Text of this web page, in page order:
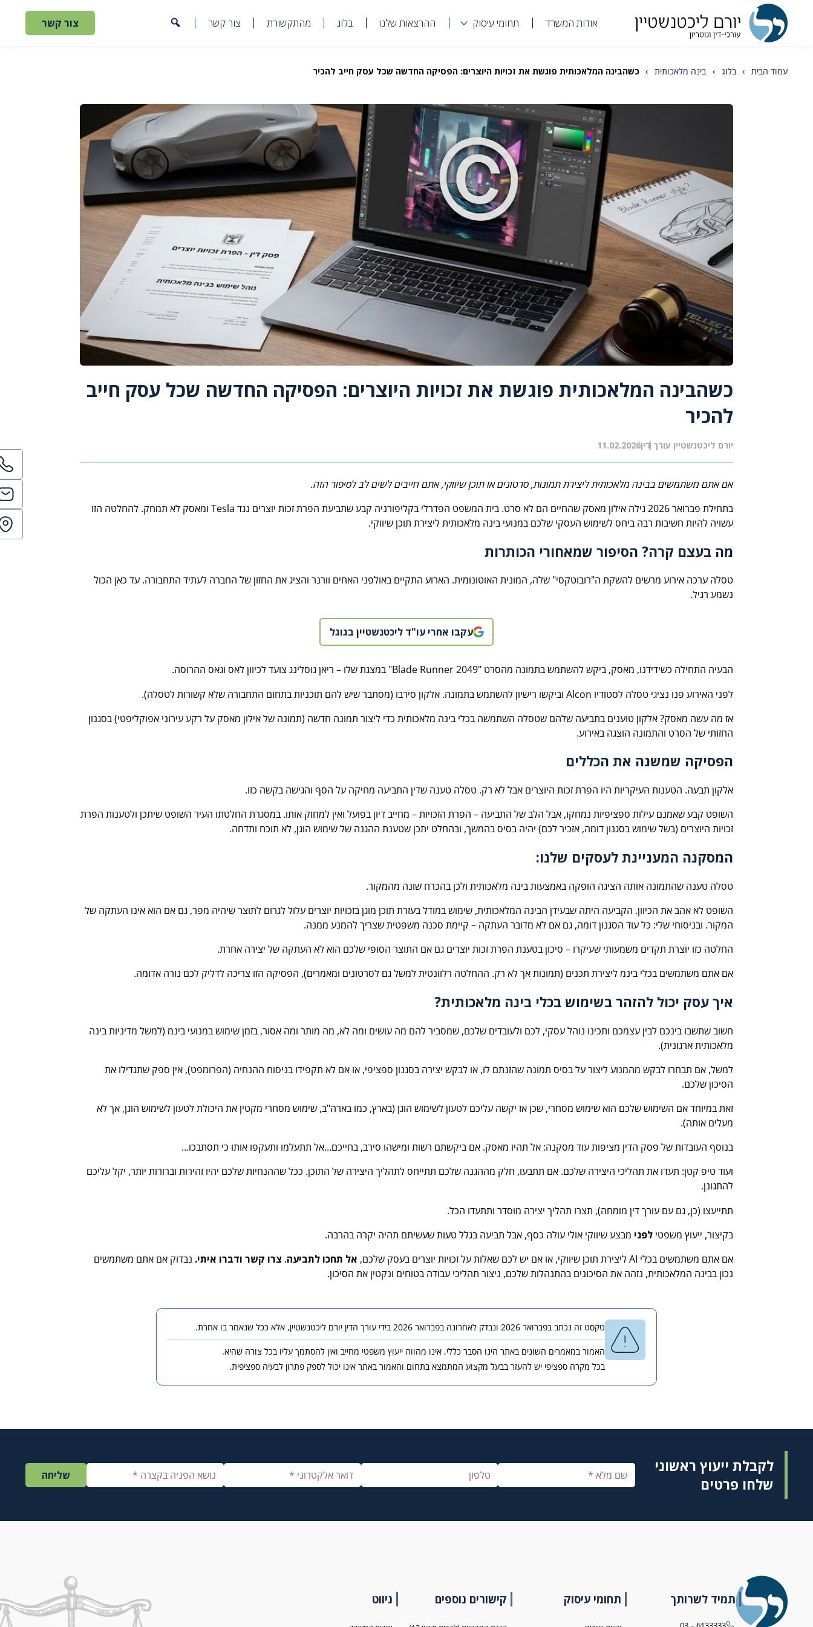
אודות המשרד תחומי עיסוק ההרצאות שלנו בלוג מהתקשורת צור קשר צור קשר
עמוד הבית › בלוג › בינה מלאכותית › כשהבינה המלאכותית פוגשת את זכויות היוצרים: הפסיקה החדשה שכל עסק חייב להכיר
כשהבינה המלאכותית פוגשת את זכויות היוצרים: הפסיקה החדשה שכל עסק חייב
להכיר
יורם ליכטנשטיין עורך דין11.02.2026
אם אתם משתמשים בבינה מלאכותית ליצירת תמונות, סרטונים או תוכן שיווקי, אתם חייבים לשים לב לסיפור הזה.
בתחילת פברואר 2026 גילה אילון מאסק שהחיים הם לא סרט. בית המשפט הפדרלי בקליפורניה קבע שתביעת הפרת זכות יוצרים נגד Tesla ומאסק לא תמחק. להחלטה הזו
עשויה להיות חשיבות רבה ביחס לשימוש העסקי שלכם במנועי בינה מלאכותית ליצירת תוכן שיווקי.
מה בעצם קרה? הסיפור שמאחורי הכותרות
טסלה ערכה אירוע מרשים להשקת ה"רובוטקסי" שלה, המונית האוטונומית. הארוע התקיים באולפני האחים וורנר והציג את החזון של החברה לעתיד התחבורה. עד כאן הכול
נשמע רגיל.
עקבו אחרי עו"ד ליכטנשטיין בגוגל
הבעיה התחילה כשידידנו, מאסק, ביקש להשתמש בתמונה מהסרט "Blade Runner 2049" במצגת שלו – ריאן גוסלינג צועד לכיוון לאס וגאס ההרוסה.
לפני האירוע פנו נציגי טסלה לסטודיו Alcon וביקשו רישיון להשתמש בתמונה. אלקון סירבו (מסתבר שיש להם תוכניות בתחום התחבורה שלא קשורות לטסלה).
אז מה עשה מאסק? אלקון טוענים בתביעה שלהם שטסלה השתמשה בכלי בינה מלאכותית כדי ליצור תמונה חדשה (תמונה של אילון מאסק על רקע עירוני אפוקליפטי) בסגנון
החזותי של הסרט והתמונה הוצגה באירוע.
הפסיקה שמשנה את הכללים
אלקון תבעה. הטענות העיקריות היו הפרת זכות היוצרים אבל לא רק. טסלה טענה שדין התביעה מחיקה על הסף והגישה בקשה כזו.
השופט קבע שאמנם עילות ספציפיות נמחקו, אבל הלב של התביעה – הפרת הזכויות – מחייב דיון בפועל ואין למחוק אותו. במסגרת החלטתו העיר השופט שיתכן ולטענות הפרת
זכויות היוצרים (בשל שימוש בסגנון דומה, אזכיר לכם) יהיה בסיס בהמשך, ובהחלט יתכן שטענת ההגנה של שימוש הוגן, לא תוכח ותדחה.
המסקנה המעניינת לעסקים שלנו:
טסלה טענה שהתמונה אותה הציגה הופקה באמצעות בינה מלאכותית ולכן בהכרח שונה מהמקור.
השופט לא אהב את הכיוון. הקביעה היתה שבעידן הבינה המלאכותית, שימוש במודל בעזרת תוכן מוגן בזכויות יוצרים עלול לגרום לתוצר שיהיה מפר, גם אם הוא אינו העתקה של
המקור. ובניסוחי שלי: כל עוד הסגנון דומה, גם אם לא מדובר העתקה – קיימת סכנה משפטית שצריך להמנע ממנה.
החלטה כזו יוצרת תקדים משמעותי שעיקרו – סיכון בטענת הפרת זכות יוצרים גם אם התוצר הסופי שלכם הוא לא העתקה של יצירה אחרת.
אם אתם משתמשים בכלי בינמ ליצירת תכנים (תמונות אך לא רק. ההחלטה רלוונטית למשל גם לסרטונים ומאמרים), הפסיקה הזו צריכה לדליק לכם נורה אדומה.
איך עסק יכול להזהר בשימוש בכלי בינה מלאכותית?
חשוב שתשבו בינכם לבין עצמכם ותכינו נוהל עסקי, לכם ולעובדים שלכם, שמסביר להם מה עושים ומה לא, מה מותר ומה אסור, בזמן שימוש במנועי בינמ (למשל מדיניות בינה
מלאכותית ארגונית).
למשל, אם תבחרו לבקש מהמנוע ליצור על בסיס תמונה שהזנתם לו, או לבקש יצירה בסגנון ספציפי, או אם לא תקפידו בניסוח ההנחיה (הפרומפט), אין ספק שתגדילו את
הסיכון שלכם.
זאת במיוחד אם השימוש שלכם הוא שימוש מסחרי, שכן אז יקשה עליכם לטעון לשימוש הוגן (בארץ, כמו בארה"ב, שימוש מסחרי מקטין את היכולת לטעון לשימוש הוגן, אך לא
מעלים אותה).
בנוסף העובדות של פסק הדין מציפות עוד מסקנה: אל תהיו מאסק. אם ביקשתם רשות ומישהו סירב, בחייכם…אל תתעלמו ותעקפו אותו כי תסתבכו…
ועוד טיפ קטן: תעדו את תהליכי היצירה שלכם. אם תתבעו, חלק מההגנה שלכם תתייחס לתהליך היצירה של התוכן. ככל שההנחיות שלכם יהיו זהירות וברורות יותר, יקל עליכם
להתגונן.
תתייעצו (כן, גם עם עורך דין מומחה), תצרו תהליך יצירה מוסדר ותתעדו הכל.
בקיצור, ייעוץ משפטי לפני מבצע שיווקי אולי עולה כסף, אבל תביעה בגלל טעות שעשיתם תהיה יקרה בהרבה.
אם אתם משתמשים בכלי AI ליצירת תוכן שיווקי, או אם יש לכם שאלות על זכויות יוצרים בעסק שלכם,
אל תחכו לתביעה. צרו קשר ודברו איתי. נבדוק אם אתם משתמשים
נכון בבינה המלאכותית, נזהה את הסיכונים בהתנהלות שלכם, ניצור תהליכי עבודה בטוחים ונקטין את הסיכון.
טקסט זה נכתב בפברואר 2026 ונבדק לאחרונה בפברואר 2026 בידי עורך הדין יורם ליכטנשטיין, אלא ככל שנאמר בו אחרת.
האמור במאמרים השונים באתר הינו הסבר כללי, אינו מהווה ייעוץ משפטי מחייב ואין להסתמך עליו בכל צורה שהיא.
בכל מקרה ספציפי יש להעזר בבעל מקצוע המתמצא בתחום והאמור באתר אינו יכול לספק פתרון לבעיה ספציפית.
לקבלת ייעוץ ראשוני
שלחו פרטים
תמיד לשרותך תחומי עיסוק קישורים נוספים ניווט